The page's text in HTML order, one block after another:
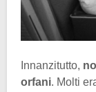
Innanzitutto,
orfani. Molti